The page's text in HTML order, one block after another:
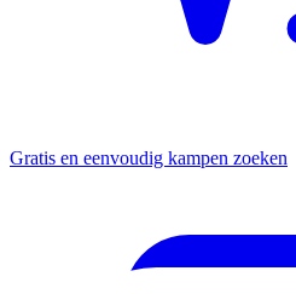
Gratis en eenvoudig kampen zoeken